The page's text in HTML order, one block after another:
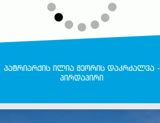
პატრიარქის ილია მეორის დაკრძალვა -
პირდაპირი